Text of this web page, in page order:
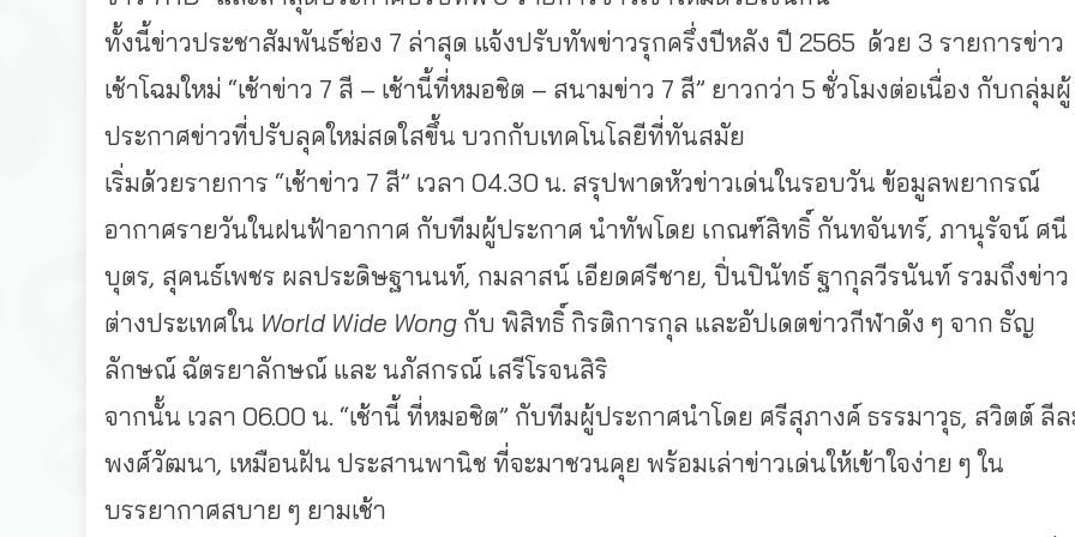
ทั้งนี้ข่าวประชาสัมพันธ์ช่อง 7 ล่าสุด แจ้งปรับทัพข่าวรุกครึ่งปีหลัง ปี 2565 ด้วย 3 รายการข่าว
เช้าโฉมใหม่ “เช้าข่าว 7 สี – เช้านี้ที่หมอชิต – สนามข่าว 7 สี” ยาวกว่า 5 ชั่วโมงต่อเนื่อง กับกลุ่มผู้
ประกาศข่าวที่ปรับลุคใหม่สดใสขึ้น บวกกับเทคโนโลยีที่ทันสมัย
เริ่มด้วยรายการ “เช้าข่าว 7 สี” เวลา 04.30 น. สรุปพาดหัวข่าวเด่นในรอบวัน ข้อมูลพยากรณ์
อากาศรายวันในฝนฟ้าอากาศ กับทีมผู้ประกาศ นำทัพโดย เกณฑ์สิทธิ์ กันทจันทร์, ภานุรัจน์ ศนี
บุตร, สุคนธ์เพชร ผลประดิษฐานนท์, กมลาสน์ เอียดศรีชาย, ปิ่นปินัทธ์ฐากุลวีรนันท์รวมถึงข่าว
ต่างประเทศใน World Wide Wong กับ พิสิทธิ์ กิรติการกุล และอัปเดตข่าวกีฬาดัง ๆ จาก ธัญ
ลักษณ์ ฉัตรยาลักษณ์ และนภัสกรณ์ เสรีโรจนสิริ
จากนั้น เวลา 06.00 น. “เช้านี้ ที่หมอชิต” กับทีมผู้ประกาศนำโดย ศรีสุภางค์ธรรมาวุธ, สวิตต์ ลีล
พงศ์วัฒนา, เหมือนฝัน ประสานพานิช ที่จะมาชวนคุย พร้อมเล่าข่าวเด่นให้เข้าใจง่าย ๆ ใน
บรรยากาศสบาย ๆ ยามเช้า